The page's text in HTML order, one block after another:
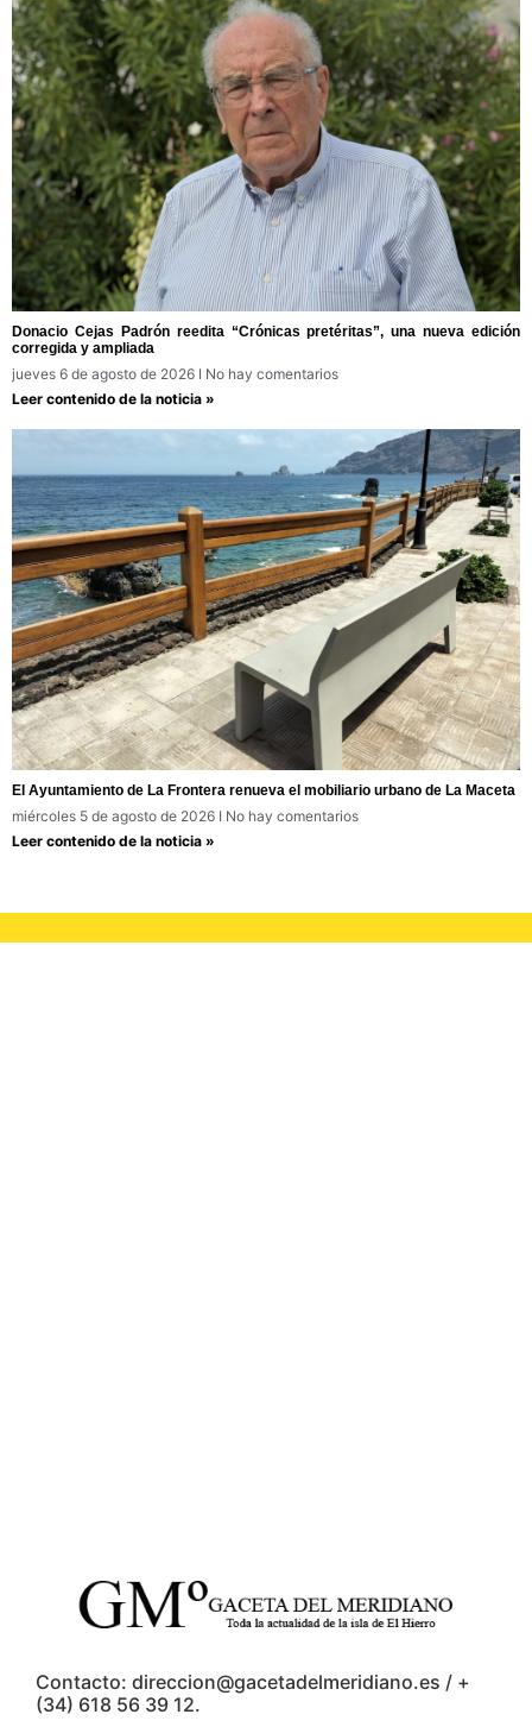
Donacio Cejas Padrón reedita “Crónicas pretéritas”, una nueva edición
corregida y ampliada
jueves 6 de agosto de 2026
No hay comentarios
Leer contenido de la noticia »
El Ayuntamiento de La Frontera renueva el mobiliario urbano de La Maceta
miércoles 5 de agosto de 2026
No hay comentarios
Leer contenido de la noticia »
Contacto: direccion@gacetadelmeridiano.es / +
(34) 618 56 39 12.